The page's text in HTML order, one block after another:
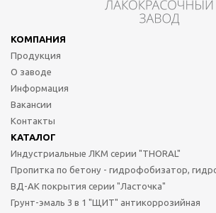
КОМПАНИЯ
Продукция
О заводе
Информация
Вакансии
Контакты
КАТАЛОГ
Индустриальные ЛКМ серии "THORAL"
Пропитка по бетону - гидрофобизатор,
ВД-АК покрытия серии "Ласточка"
Грунт-эмаль 3 в 1 "ЩИТ" антикоррозийная